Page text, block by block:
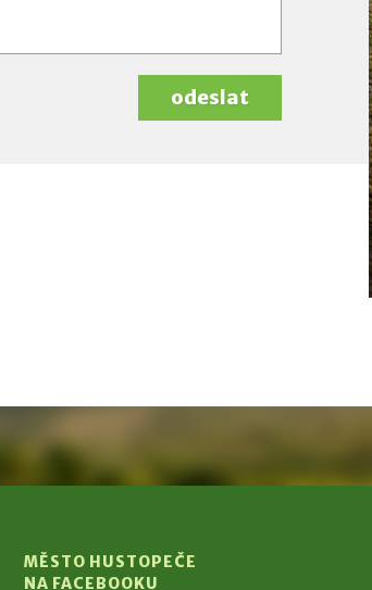
odeslat
MĚSTO HUSTOPEČE
NA FACEBOOKU